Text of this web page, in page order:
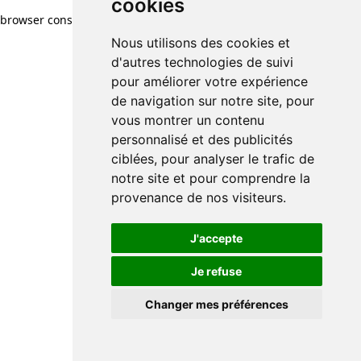
cookies
Nous utilisons des cookies et
d'autres technologies de suivi
pour améliorer votre expérience
de navigation sur notre site, pour
vous montrer un contenu
personnalisé et des publicités
ciblées, pour analyser le trafic de
notre site et pour comprendre la
provenance de nos visiteurs.
J'accepte
Je refuse
Changer mes préférences
browser console for more information)